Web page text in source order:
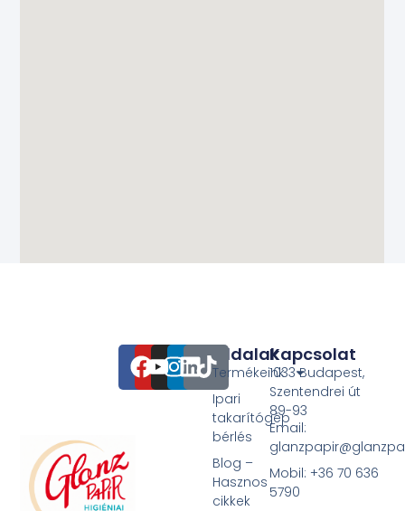
Oldalak
Termékeink
Ipari
takarítógép
bérlés
Blog –
Hasznos
cikkek
Kapcsolat
1033 Budapest,
Szentendrei út
89-93
Email:
Mobil: +36 70 636
5790